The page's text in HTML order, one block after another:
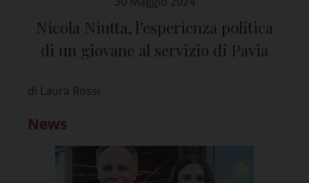
Nicola Niutta, l’esperienza politica
di un giovane al servizio di Pavia
di Laura Rossi
News